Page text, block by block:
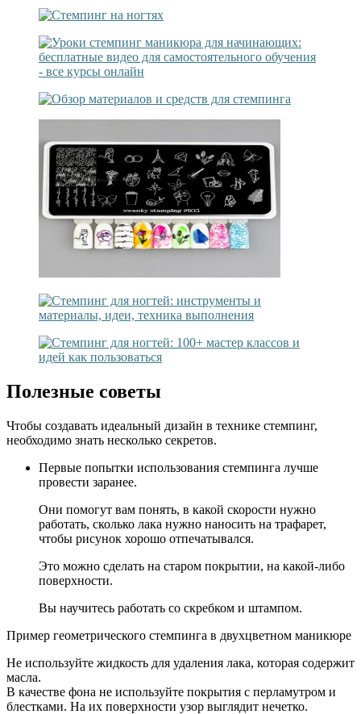
Полезные советы
Чтобы создавать идеальный дизайн в технике стемпинг,
необходимо знать несколько секретов.
Первые попытки использования стемпинга лучше
провести заранее.
Они помогут вам понять, в какой скорости нужно
работать, сколько лака нужно наносить на трафарет,
чтобы рисунок хорошо отпечатывался.
Это можно сделать на старом покрытии, на какой-либо
поверхности.
Вы научитесь работать со скребком и штампом.
Пример геометрического стемпинга в двухцветном маникюре
Не используйте жидкость для удаления лака, которая содержит
масла.
В качестве фона не используйте покрытия с перламутром и
блестками. На их поверхности узор выглядит нечетко.